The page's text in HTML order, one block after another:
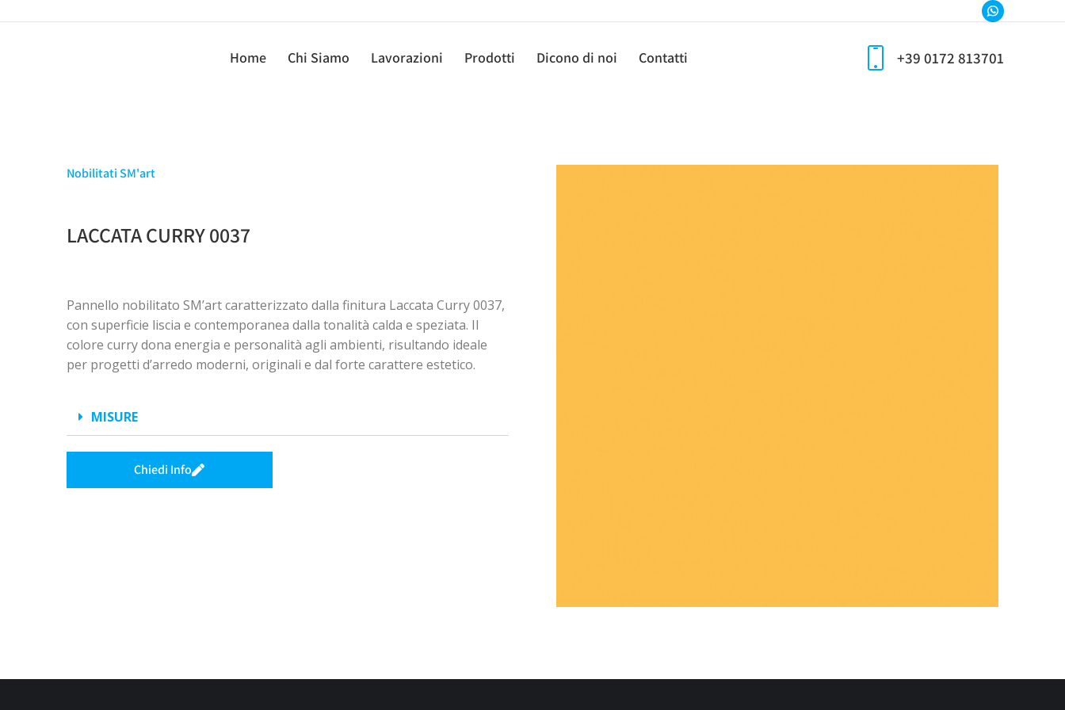
Home Chi Siamo Lavorazioni Prodotti Dicono di noi Contatti +39 0172 813701
Nobilitati SM'art
LACCATA CURRY 0037
Pannello nobilitato SM’art caratterizzato dalla finitura Laccata Curry 0037,
con superficie liscia e contemporanea dalla tonalità calda e speziata. Il
colore curry dona energia e personalità agli ambienti, risultando ideale
per progetti d’arredo moderni, originali e dal forte carattere estetico.
MISURE
Chiedi Info